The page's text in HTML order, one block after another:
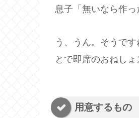
息子「無いなら作っ
う、うん。そうで
とで即席のおねしょ
用意するもの